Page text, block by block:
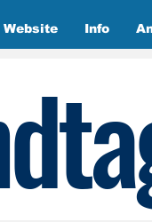
Website Info